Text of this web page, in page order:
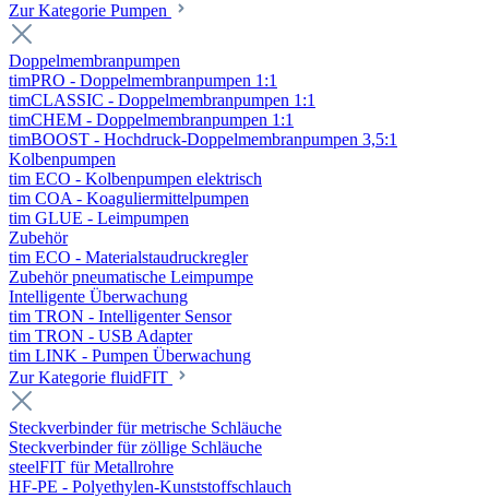
Zur Kategorie Pumpen
Doppelmembranpumpen
timPRO - Doppelmembranpumpen 1:1
timCLASSIC - Doppelmembranpumpen 1:1
timCHEM - Doppelmembranpumpen 1:1
timBOOST - Hochdruck-Doppelmembranpumpen 3,5:1
Kolbenpumpen
tim ECO - Kolbenpumpen elektrisch
tim COA - Koaguliermittelpumpen
tim GLUE - Leimpumpen
Zubehör
tim ECO - Materialstaudruckregler
Zubehör pneumatische Leimpumpe
Intelligente Überwachung
tim TRON - Intelligenter Sensor
tim TRON - USB Adapter
tim LINK - Pumpen Überwachung
Zur Kategorie fluidFIT
Steckverbinder für metrische Schläuche
Steckverbinder für zöllige Schläuche
steelFIT für Metallrohre
HF-PE - Polyethylen-Kunststoffschlauch